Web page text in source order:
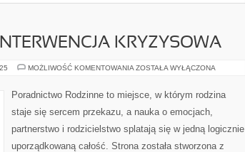
KRYZYSOWA
MOŻLIWOŚĆ KOMENTOWANIA ASERTYWNOŚĆ
KRYZYSOWA
ZOSTAŁA WYŁĄCZONA
Poradnictwo Rodzinne to miejsce, w którym rodzina
staje się sercem przekazu, a nauka o emocjach,
partnerstwo i rodzicielstwo splatają się w jedną logicznie
uporządkowaną całość. Strona została stworzona z